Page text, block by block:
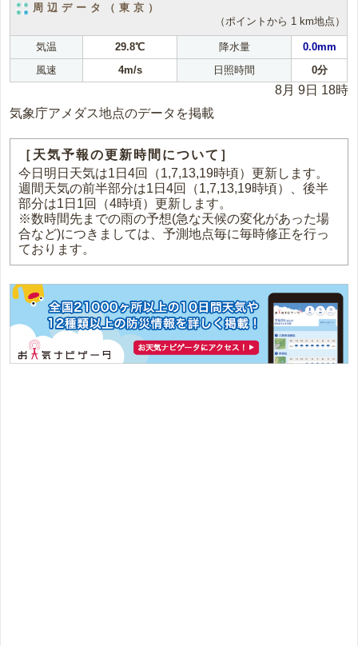
周辺データ（東京）
（ポイントから 1 km地点）
気温 29.8℃ 降水量
0.0mm
風速
4m/s 日照時間 0分
8月 9日 18時
気象庁アメダス地点のデータを掲載
［天気予報の更新時間について］
今日明日天気は1日4回（1,7,13,19時頃）更新します。
週間天気の前半部分は1日4回（1,7,13,19時頃）、後半
部分は1日1回（4時頃）更新します。
※数時間先までの雨の予想(急な天候の変化があった場
合など)につきましては、予測地点毎に毎時修正を行っ
ております。